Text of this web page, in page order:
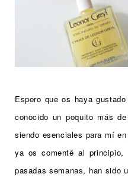
Espero que os haya
conocido un poquito más
siendo esenciales para mí
ya os comenté al principio,
pasadas semanas, han sido